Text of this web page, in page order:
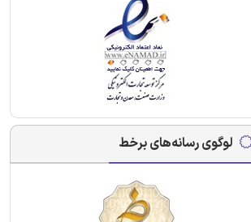
لوگوی رسانه‌های برخط